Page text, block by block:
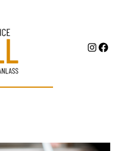
INSTAGRAM FACEBOOK